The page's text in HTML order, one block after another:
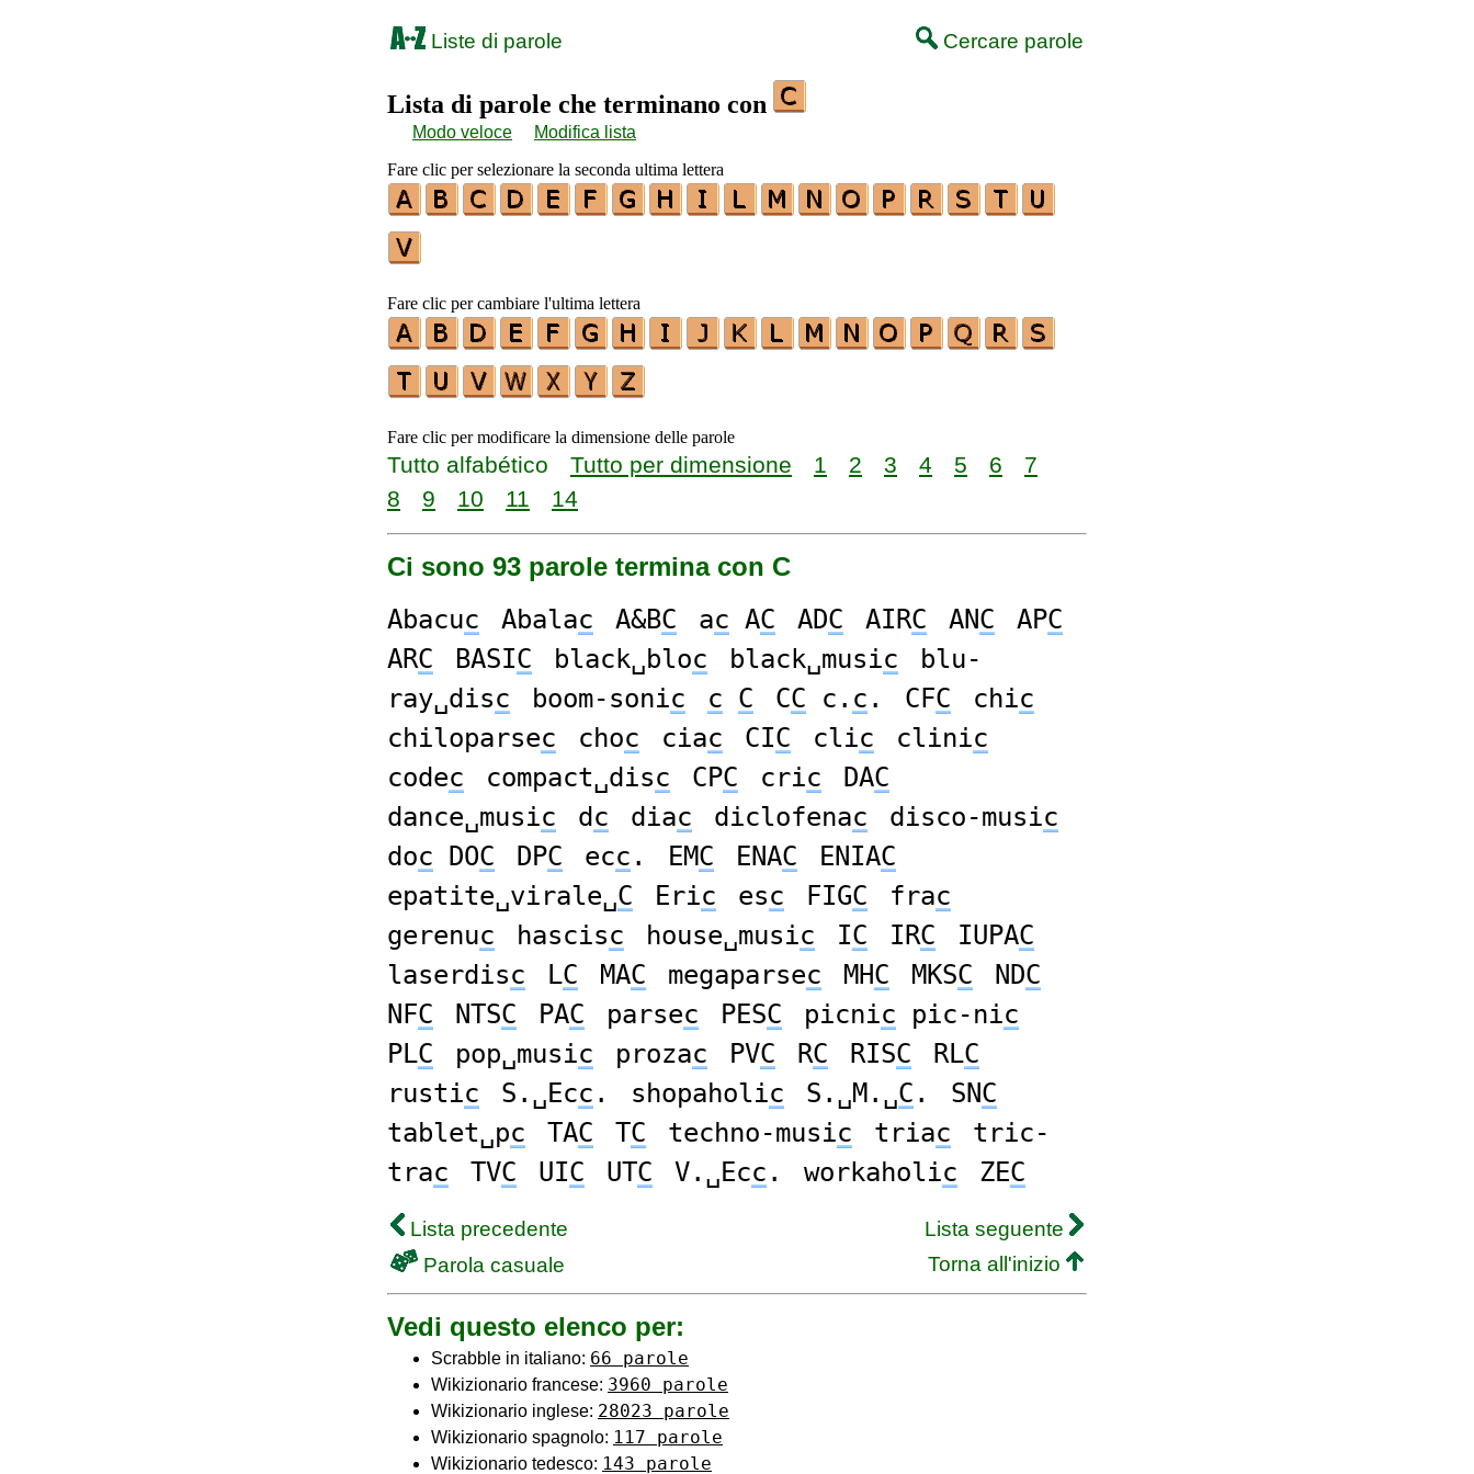
Liste di parole Cercare parole
Lista di parole che terminano con
Modo veloce
Modifica lista
Fare clic per selezionare la seconda ultima lettera
Fare clic per cambiare l'ultima lettera
Fare clic per modificare la dimensione delle parole
Tutto alfabético Tutto per dimensione 1 2 3 4 5 6
7
8
9 10 11 14
Ci sono 93 parole termina con C
Abacuc Abalac A&BC ac AC ADC AIRC ANC APC
ARC BASIC black␣bloc black␣music
blu-
ray␣disc boom-sonic c C CC c. c . CFC chic
chiloparsec choc ciac CIC clic clinic
codec compact␣disc CPC cric DAC
dance␣music d c diac diclofenac disco-music
doc DOC DPC ecc . EMC ENAC ENIAC
epatite␣virale␣C Eric esc FIGC frac
gerenuc hascisc house␣music IC IRC IUPAC
laserdisc LC MAC megaparsec MHC MKSC NDC
NFC NTSC PAC parsec PESC picnic pic-nic
PLC pop␣music prozac PVC RC RISC RLC
rustic S.␣Ecc . shopaholic S.␣M.␣C . SNC
tablet␣pc TAC TC techno-music triac
tric-
trac TVC UIC UTC V.␣Ecc . workaholic ZEC
Lista precedente
Lista seguente
Parola casuale
Torna all'inizio
Vedi questo elenco per:
Scrabble in italiano: 66 parole
Wikizionario francese: 3960 parole
Wikizionario inglese: 28023 parole
Wikizionario spagnolo: 117 parole
Wikizionario tedesco: 143 parole